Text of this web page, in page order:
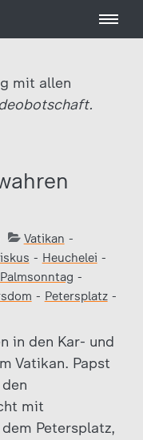
mit allen
Vatikan -
- Heuchelei -
Palmsonntag -
- Petersplatz-
in den Kar- und
Vatikan. Papst
mit
Petersplatz,